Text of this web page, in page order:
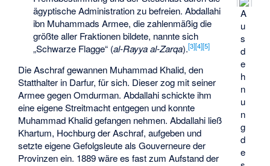
A
u
s
d
e
h
n
u
n
g
d
e
ägyptische Administration zu befreien. Abdallahi
ibn Muhammads Armee, die zahlenmäßig die
größte aller Fraktionen bildete, nannte sich
„Schwarze Flagge“ (al-Rayya al-Zarqa).[3][4][5]
Die Aschraf gewannen Muhammad Khalid, den
Statthalter in Darfur, für sich. Dieser zog mit seiner
Armee gegen Omdurman. Abdallahi schickte ihm
eine eigene Streitmacht entgegen und konnte
Muhammad Khalid gefangen nehmen. Abdallahi ließ
Khartum, Hochburg der Aschraf, aufgeben und
setzte eigene Gefolgsleute als Gouverneure der
Provinzen ein. 1889 wäre es fast zum Aufstand der